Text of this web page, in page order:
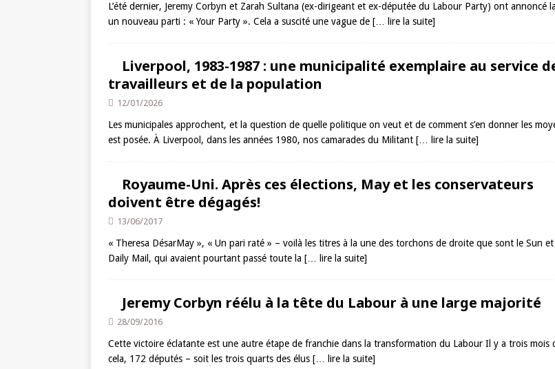
L’été dernier, Jeremy Corbyn et Zarah Sultana (ex-dirigeant et ex-députée du Labour Party) ont annoncé
un nouveau parti : « Your Party ». Cela a suscité une vague de [… lire la suite]
Liverpool, 1983-1987 : une municipalité exemplaire au service
travailleurs et de la population
12/01/2026
Les municipales approchent, et la question de quelle politique on veut et de comment s’en donner les
est posée. À Liverpool, dans les années 1980, nos camarades du Militant [… lire la suite]
Royaume-Uni. Après ces élections, May et les conservateurs
doivent être dégagés!
13/06/2017
« Theresa DésarMay », « Un pari raté » – voilà les titres à la une des torchons de droite que sont le Sun
Daily Mail, qui avaient pourtant passé toute la [… lire la suite]
Jeremy Corbyn réélu à la tête du Labour à une large majorité
28/09/2016
Cette victoire éclatante est une autre étape de franchie dans la transformation du Labour Il y a trois mois
cela, 172 députés – soit les trois quarts des élus [… lire la suite]